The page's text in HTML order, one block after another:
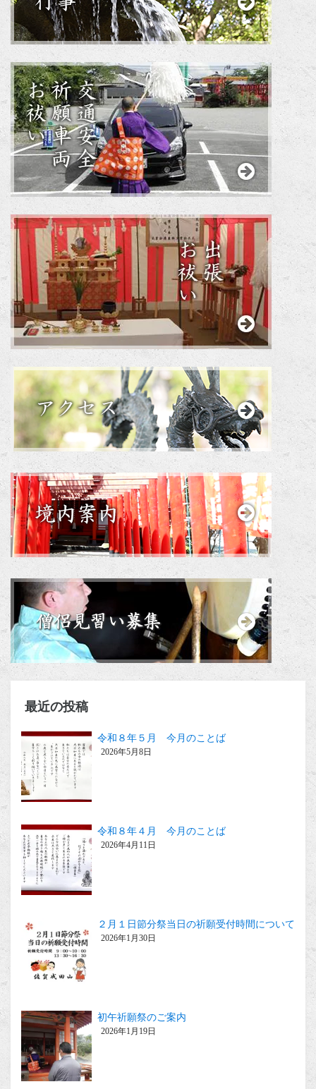
最近の投稿
令和８年５月 今月のことば
2026年5月8日
令和８年４月 今月のことば
2026年4月11日
２月１日節分祭当日の祈願受付時間について
2026年1月30日
初午祈願祭のご案内
2026年1月19日